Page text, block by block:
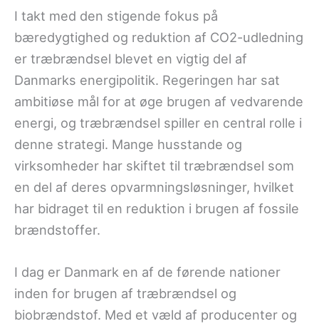
I takt med den stigende fokus på
bæredygtighed og reduktion af CO2-udledning
er træbrændsel blevet en vigtig del af
Danmarks energipolitik. Regeringen har sat
ambitiøse mål for at øge brugen af vedvarende
energi, og træbrændsel spiller en central rolle i
denne strategi. Mange husstande og
virksomheder har skiftet til træbrændsel som
en del af deres opvarmningsløsninger, hvilket
har bidraget til en reduktion i brugen af fossile
brændstoffer.
I dag er Danmark en af de førende nationer
inden for brugen af træbrændsel og
biobrændstof. Med et væld af producenter og